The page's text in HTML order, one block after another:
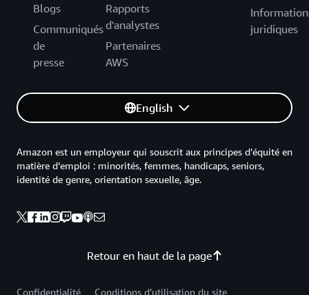
Blogs
Communiqués
de
presse
Rapports
d'analystes
Partenaires
AWS
juridiques
English
Retour en haut de la page
Amazon est un employeur qui souscrit aux principes d’équité en
matière d’emploi : minorités, femmes, handicaps, seniors,
identité de genre, orientation sexuelle, âge.
Confidentialité Conditions d’utilisation du site